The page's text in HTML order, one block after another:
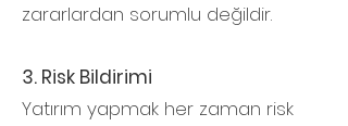
zararlardan sorumlu değildir.
3. Risk Bildirimi
Yatırım yapmak her zaman risk